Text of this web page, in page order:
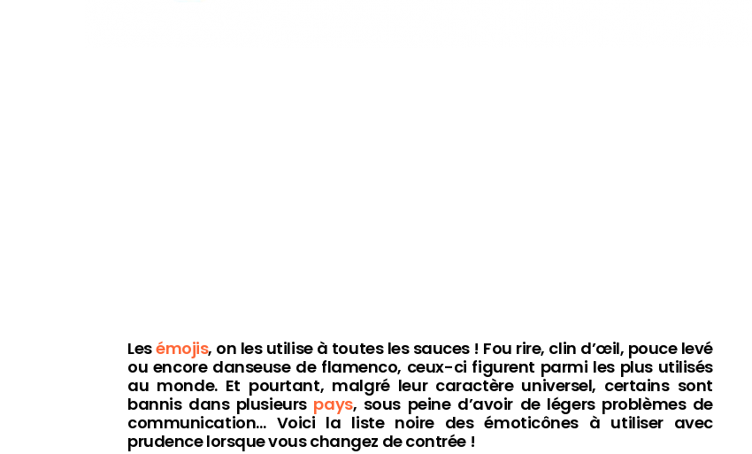
Lesémojis, on les utilise à toutes les sauces ! Fou rire, clin d’œil, pouce levé
ou encore danseuse de flamenco, ceux-ci figurent parmi les plus utilisés
au monde. Et pourtant, malgré leur caractère universel, certains sont
bannis dans plusieurs pays, sous peine d’avoir de légers problèmes de
communication… Voici la liste noire des émoticônes à utiliser avec
prudence lorsque vous changez de contrée !